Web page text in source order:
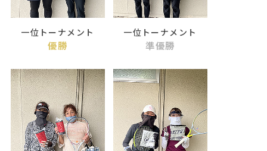
一位トーナメント
優勝
一位トーナメント
準優勝